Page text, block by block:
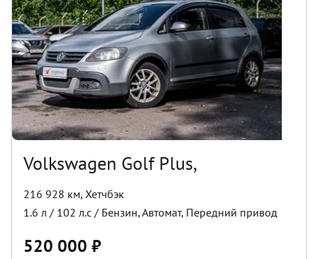
Volkswagen Golf Plus,
216 928 км, Хетчбэк
1.6 л / 102 л.с / Бензин,Автомат, Передний привод
520 000 ₽